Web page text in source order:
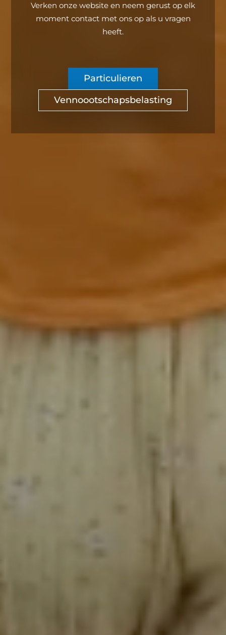
Verken onze website en neem gerust op elk
moment contact met ons op als u vragen
heeft.
Particulieren
Vennoootschapsbelasting